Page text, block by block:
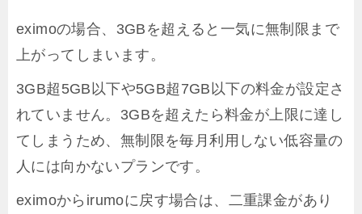
eximoの場合、3GBを超えると一気に無制限まで
上がってしまいます。
3GB超5GB以下や5GB超7GB以下の料金が設定さ
れていません。3GBを超えたら料金が上限に達し
てしまうため、無制限を毎月利用しない低容量の
人には向かないプランです。
eximoからirumoに戻す場合は、二重課金があり